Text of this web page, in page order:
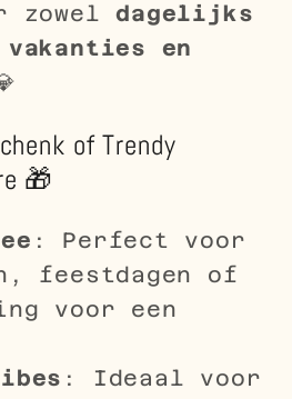
zoweldagelijks
en
of Trendy
🎁
: Perfect voor
feestdagen of
voor een
: Ideaal voor